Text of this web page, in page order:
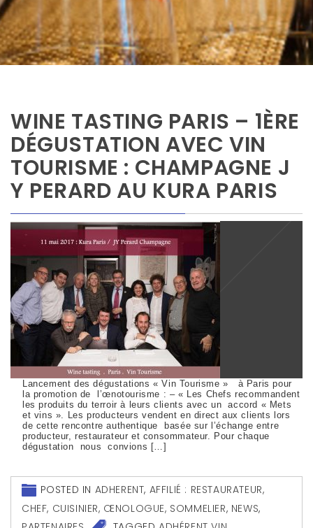
WINE TASTING PARIS – 1ÈRE
DÉGUSTATION AVEC VIN
TOURISME : CHAMPAGNE J
Y PERARD AU KURA PARIS
Lancement des dégustations « Vin Tourisme » à Paris pour
la promotion de l’œnotourisme : – « Les Chefs recommandent
les produits du terroir à leurs clients avec un accord « Mets
et vins ». Les producteurs vendent en direct aux clients lors
de cette rencontre authentique basée sur l’échange entre
producteur, restaurateur et consommateur. Pour chaque
dégustation nous convions […]
POSTED IN ADHERENT, AFFILIÉ : RESTAURATEUR,
CHEF, CUISINIER, ŒNOLOGUE, SOMMELIER, NEWS,